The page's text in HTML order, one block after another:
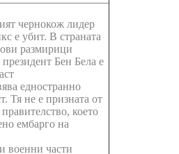
чернокож лидер
е убит. В страната
размирици
Бен Бела е
едностранно
Тя не е призната от
което
ембарго на
военни части